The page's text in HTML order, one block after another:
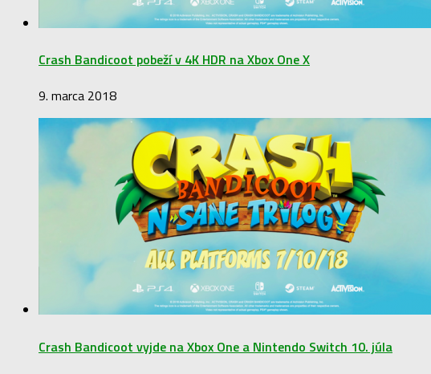
Crash Bandicoot pobeží v 4K HDR na Xbox One X
9. marca 2018
Crash Bandicoot vyjde na Xbox One a Nintendo Switch 10. júla